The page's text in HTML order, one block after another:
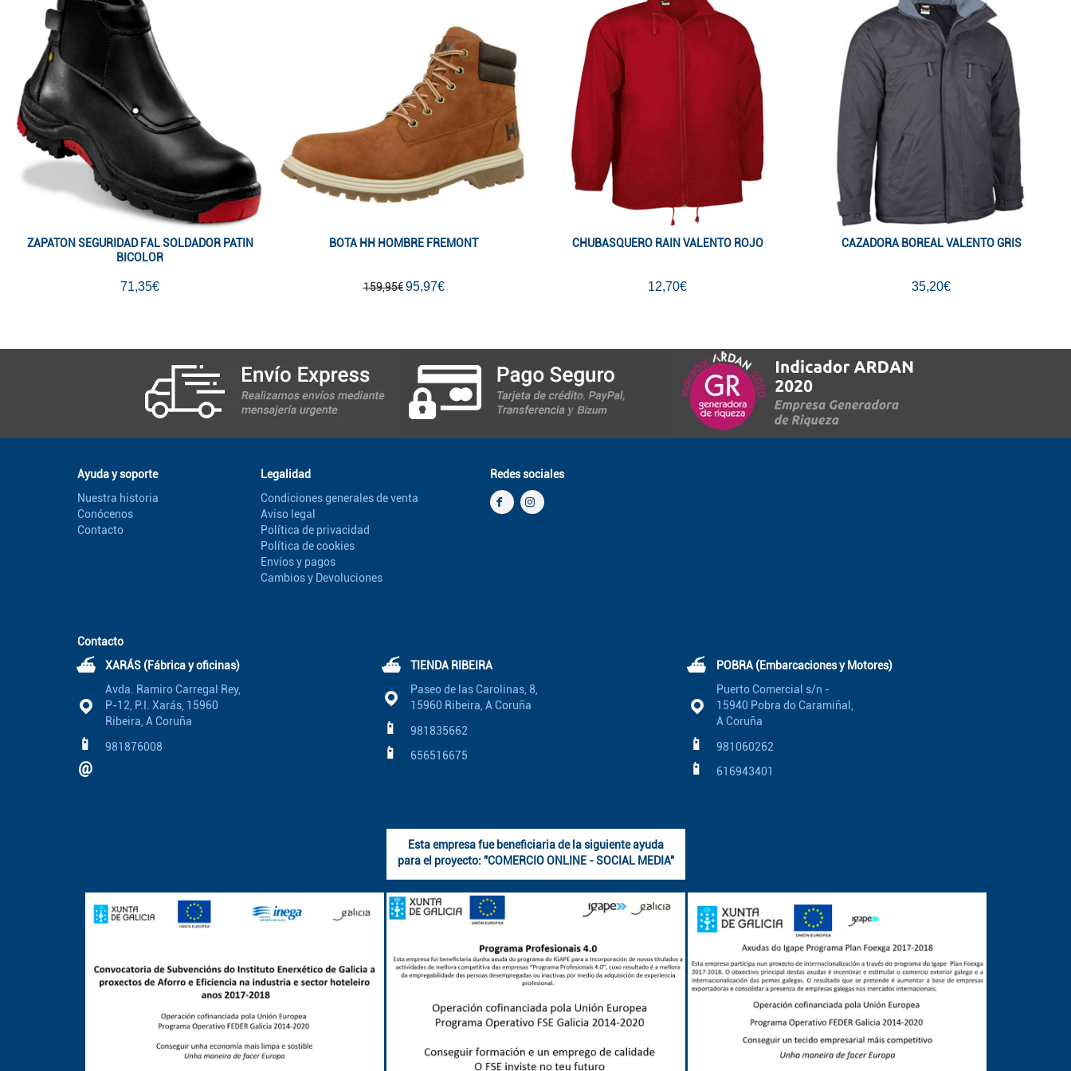
ZAPATON SEGURIDAD FAL SOLDADOR PATIN
BICOLOR
71,35€
BOTA HH HOMBRE FREMONT
159,95€ 95,97€
CHUBASQUERO RAIN VALENTO ROJO
12,70€
CAZADORA BOREAL VALENTO GRIS
35,20€
Ayuda y soporte
Nuestra historia
Conócenos
Contacto
Legalidad
Condiciones generales de venta
Aviso legal
Política de privacidad
Política de cookies
Envíos y pagos
Cambios y Devoluciones
Redes sociales
Contacto
⛴
XARÁS (Fábrica y oficinas)
Avda. Ramiro Carregal Rey,
P-12, P.I. Xarás, 15960
Ribeira, A Coruña
📱 981876008
@
⛴
TIENDA RIBEIRA
Paseo de las Carolinas, 8,
15960 Ribeira, A Coruña
📱 981835662
📱 656516675
⛴
POBRA (Embarcaciones y Motores)
Puerto Comercial s/n -
15940 Pobra do Caramiñal,
A Coruña
📱 981060262
📱 616943401
Esta empresa fue beneficiaria de la siguiente ayuda
para el proyecto: "COMERCIO ONLINE - SOCIAL MEDIA"